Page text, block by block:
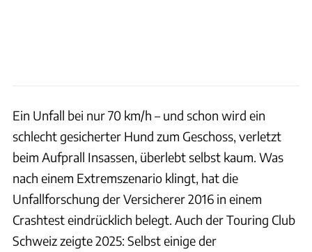
Ein Unfall bei nur 70 km/h – und schon wird ein
schlecht gesicherter Hund zum Geschoss, verletzt
beim Aufprall Insassen, überlebt selbst kaum. Was
nach einem Extremszenario klingt, hat die
Unfallforschung der Versicherer 2016 in einem
Crashtest eindrücklich belegt. Auch der Touring Club
Schweiz zeigte 2025: Selbst einige der